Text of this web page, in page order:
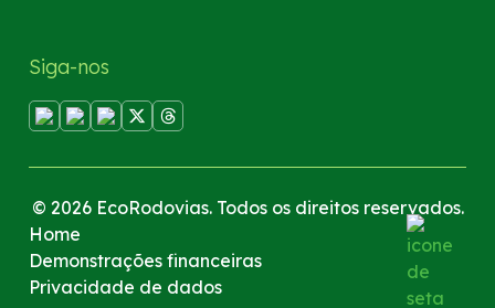
Siga-nos
Home
Demonstrações financeiras
Privacidade de dados
© 2026 EcoRodovias. Todos os direitos reservados.